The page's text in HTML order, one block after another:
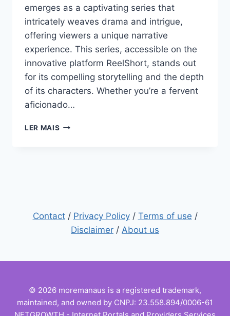
emerges as a captivating series that
intricately weaves drama and intrigue,
offering viewers a unique narrative
experience. This series, accessible on the
innovative platform ReelShort, stands out
for its compelling storytelling and the depth
of its characters. Whether you’re a fervent
aficionado…
LER MAIS IN
TO
WATCH
Contact/ Privacy Policy/ Terms of use /
Disclaimer / About us
© 2026 moremanaus is a registered trademark,
maintained, and owned by CNPJ: 23.558.894/0006-61